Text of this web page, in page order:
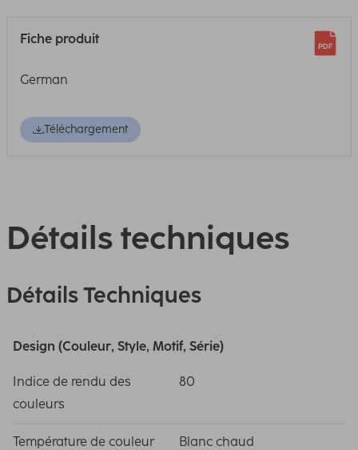
Fiche produit
German
Téléchargement
Détails techniques
Détails Techniques
Design (Couleur, Style, Motif, Série)
Indice de rendu des
couleurs
80
Température de couleur Blanc chaud